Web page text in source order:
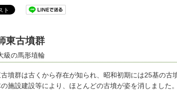
東古墳群
級の馬形埴輪
墳群は古くから存在が知られ、昭和初期には25基の古
施設建設等により、ほとんどの古墳が姿を消しました。